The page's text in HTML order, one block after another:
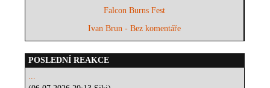
Falcon Burns Fest
Ivan Brun - Bez komentáře
POSLEDNÍ REAKCE
...